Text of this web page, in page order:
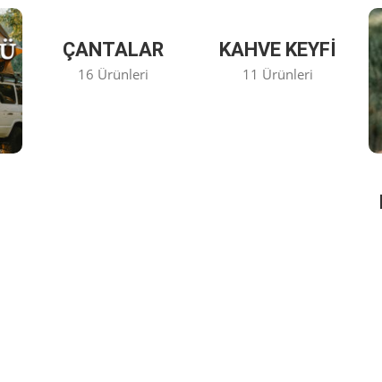
ÇANTALAR
16 Ürünleri
KAHVE KEYFİ
11 Ürünleri